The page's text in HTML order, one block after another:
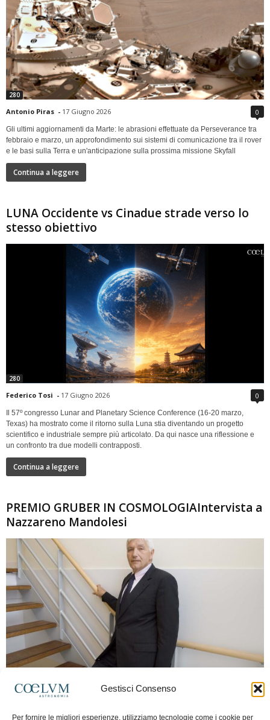
Gestisci Consenso
Per fornire le migliori esperienze, utilizziamo tecnologie come i cookie per
280
Antonio Piras - 17 Giugno 2026 0
Gli ultimi aggiornamenti da Marte: le abrasioni effettuate da Perseverance tra
febbraio e marzo, un approfondimento sui sistemi di comunicazione tra il rover
e le basi sulla Terra e un'anticipazione sulla prossima missione Skyfall
Continua a leggere
LUNA Occidente vs Cinadue strade verso lo
stesso obiettivo
280
Federico Tosi - 17 Giugno 2026 0
Il 57º congresso Lunar and Planetary Science Conference (16-20 marzo,
Texas) ha mostrato come il ritorno sulla Luna stia diventando un progetto
scientifico e industriale sempre più articolato. Da qui nasce una riflessione e
un confronto tra due modelli contrapposti.
Continua a leggere
PREMIO GRUBER IN COSMOLOGIAIntervista a
Nazzareno Mandolesi
Frida Paolella - 16 Giugno 2026 0
spaziale europea e della missione Planck. Il dialogo ripercorre i principali